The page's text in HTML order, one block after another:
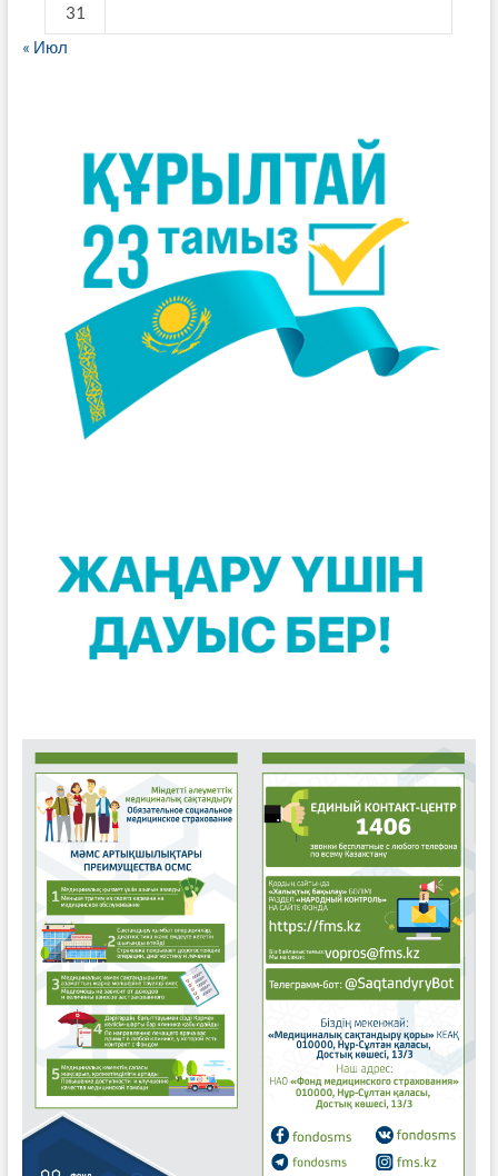
31
« Июл